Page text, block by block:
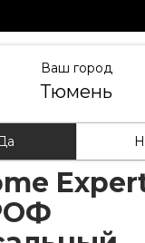
Ваш город
Тюмень
ПУ 5000 ПРОФ